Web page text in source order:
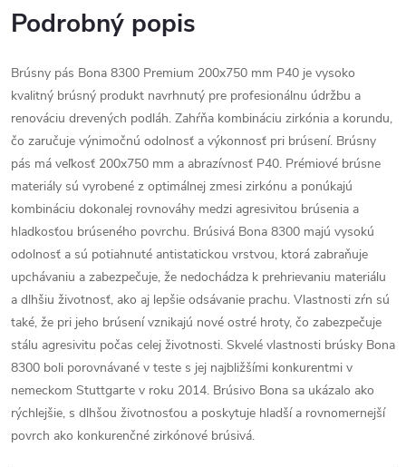
Podrobný popis
Brúsny pás Bona 8300 Premium 200x750 mm P40 je vysoko
kvalitný brúsný produkt navrhnutý pre profesionálnu údržbu a
renováciu drevených podláh. Zahŕňa kombináciu zirkónia a korundu,
čo zaručuje výnimočnú odolnosť a výkonnosť pri brúsení. Brúsny
pás má veľkosť 200x750 mm a abrazívnosť P40. Prémiové brúsne
materiály sú vyrobené z optimálnej zmesi zirkónu a ponúkajú
kombináciu dokonalej rovnováhy medzi agresivitou brúsenia a
hladkosťou brúseného povrchu. Brúsivá Bona 8300 majú vysokú
odolnosť a sú potiahnuté antistatickou vrstvou, ktorá zabraňuje
upchávaniu a zabezpečuje, že nedochádza k prehrievaniu materiálu
a dlhšiu životnosť, ako aj lepšie odsávanie prachu. Vlastnosti zŕn sú
také, že pri jeho brúsení vznikajú nové ostré hroty, čo zabezpečuje
stálu agresivitu počas celej životnosti. Skvelé vlastnosti brúsky Bona
8300 boli porovnávané v teste s jej najbližšími konkurentmi v
nemeckom Stuttgarte v roku 2014. Brúsivo Bona sa ukázalo ako
rýchlejšie, s dlhšou životnosťou a poskytuje hladší a rovnomernejší
povrch ako konkurenčné zirkónové brúsivá.